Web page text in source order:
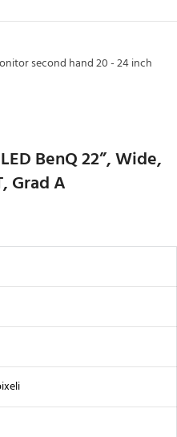
second hand 20 - 24 inch
BenQ 22”, Wide,
Grad A